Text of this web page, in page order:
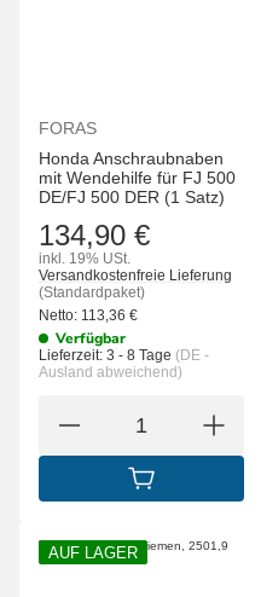
FORAS
Honda Anschraubnaben
mit Wendehilfe für FJ 500
DE/FJ 500 DER (1 Satz)
134,90 €
inkl. 19% USt.
Versandkostenfreie Lieferung
(Standardpaket)
Netto: 113,36 €
Verfügbar
Lieferzeit: 3 - 8 Tage (DE -
Ausland abweichend)
IN DEN
AUF LAGER